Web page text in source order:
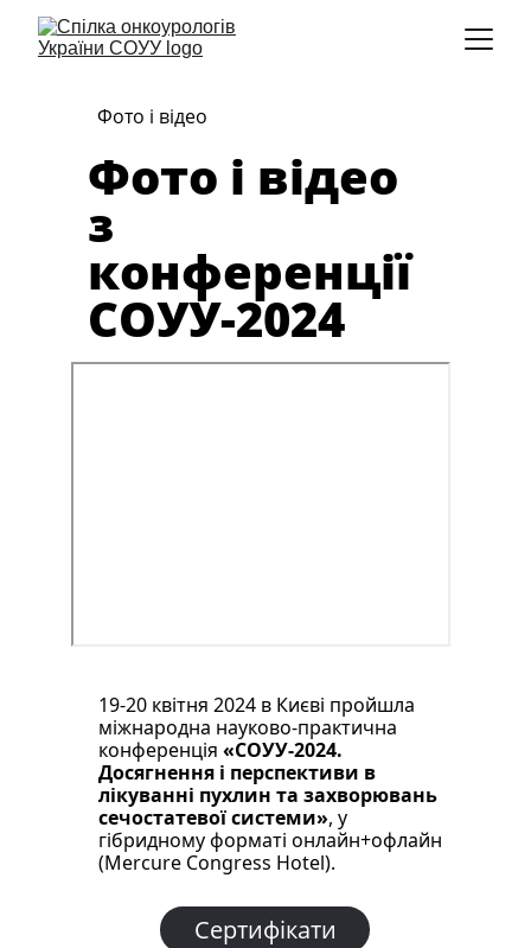
Фото і відео
Фото і відео
з
конференції
СОУУ-2024
19-20 квітня 2024 в Києві пройшла
міжнародна науково-практична
конференція «СОУУ-2024.
Досягнення і перспективи в
лікуванні пухлин та захворювань
сечостатевої системи», у
гібридному форматі онлайн+офлайн
(Mercure Congress Hotel).
Сертифікати